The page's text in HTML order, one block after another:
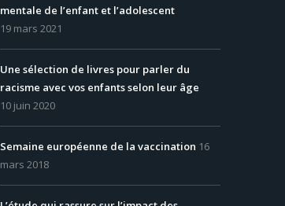
mentale de l’enfant et l’adolescent
19 mars 2021
Une sélection de livres pour parler du
racisme avec vos enfants selon leur âge
10 juin 2020
Semaine européenne de la vaccination 16
mars 2018